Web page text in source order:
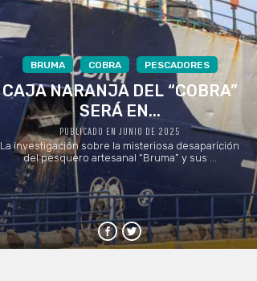
BRUMA COBRA PESCADORES
CAJA NARANJA DEL “COBRA”
SERÁ EN...
PUBLICADO EN JUNIO DE 2025
La investigación sobre la misteriosa desaparición
del pesquero artesanal “Bruma” y sus ...